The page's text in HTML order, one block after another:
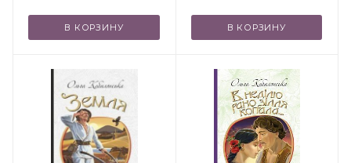
В КОРЗИНУ В КОРЗИНУ